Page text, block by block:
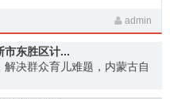
admin
市东胜区计...
解决群众育儿难题，内蒙古自